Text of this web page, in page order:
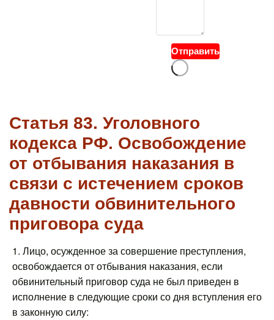
Отправить
Статья 83. Уголовного
кодекса РФ. Освобождение
от отбывания наказания в
связи с истечением сроков
давности обвинительного
приговора суда
1. Лицо, осужденное за совершение преступления,
освобождается от отбывания наказания, если
обвинительный приговор суда не был приведен в
исполнение в следующие сроки со дня вступления его
в законную силу: